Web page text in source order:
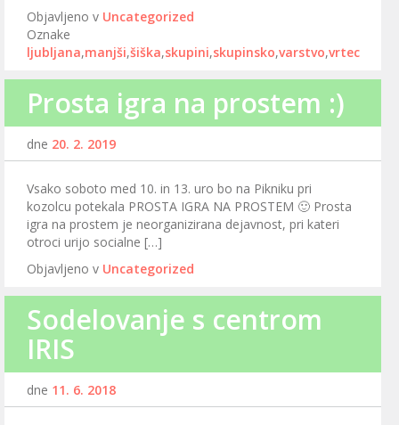
Objavljeno v Uncategorized
Oznake
ljubljana,manjši,šiška,skupini,skupinsko,varstvo,vrtec
Prosta igra na prostem :)
dne 20. 2. 2019
Vsako soboto med 10. in 13. uro bo na Pikniku pri
kozolcu potekala PROSTA IGRA NA PROSTEM 🙂 Prosta
igra na prostem je neorganizirana dejavnost, pri kateri
otroci urijo socialne […]
Objavljeno v Uncategorized
Sodelovanje s centrom
IRIS
dne 11. 6. 2018